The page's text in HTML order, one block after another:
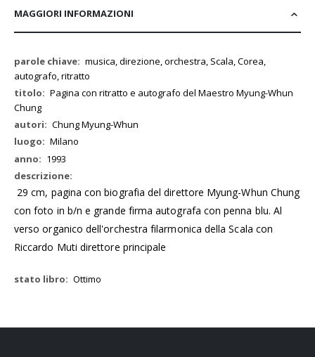
MAGGIORI INFORMAZIONI
Maggiori
Informazioni
musica, direzione, orchestra, Scala, Corea,
autografo, ritratto
Pagina con ritratto e autografo del Maestro Myung-Whun
Chung
Chung Myung-Whun
Milano
1993
29 cm, pagina con biografia del direttore Myung-Whun Chung
con foto in b/n e grande firma autografa con penna blu. Al
verso organico dell'orchestra filarmonica della Scala con
Riccardo Muti direttore principale
Ottimo